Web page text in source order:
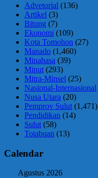
Advetorial (136)
Artikel (3)
Bitung (7)
Ekonomi (109)
Kota Tomohon (27)
Manado (1,460)
Minahasa (39)
Minut (293)
Mitra-Minsel (25)
Nasional-Internasional
Nusa Utara (20)
Pemprov Sulut (1,471)
Pendidikan (14)
Sulut (58)
Totabuan (13)
Calendar
Agustus 2026